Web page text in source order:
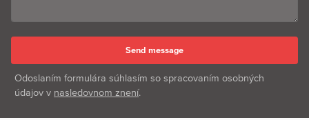
Odoslaním formulára súhlasím so spracovaním osobných
údajov v nasledovnom znení.